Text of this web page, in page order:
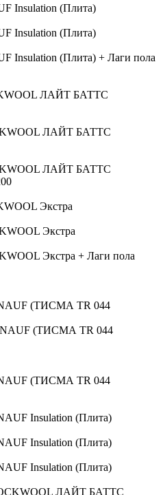
Insulation (Плита)
Insulation (Плита)
Insulation (Плита) + Лаги пола
ЛАЙТ БАТТС
ЛАЙТ БАТТС
ЛАЙТ БАТТС
Экстра
Экстра
Экстра + Лаги пола
(ТИСМА TR 044
(ТИСМА TR 044
(ТИСМА TR 044
Insulation (Плита)
Insulation (Плита)
Insulation (Плита)
ЛАЙТ БАТТС